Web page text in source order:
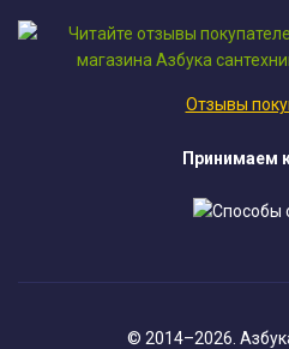
Отзывы
Принимаем
© 2014–2026.